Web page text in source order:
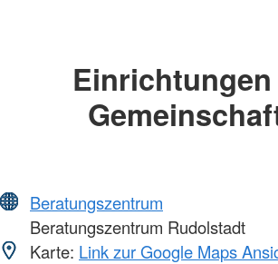
Beratungszentrum
Beratungszentrum Rudolstadt
Karte: Link zur Google Maps